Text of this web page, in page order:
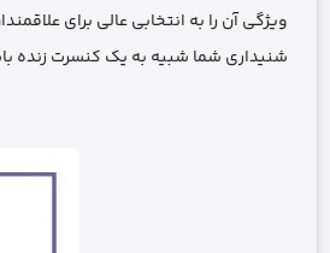
ویژگی آن را به انتخابی عالی برای
شنیداری شما شبیه به یک کنسرت زنده